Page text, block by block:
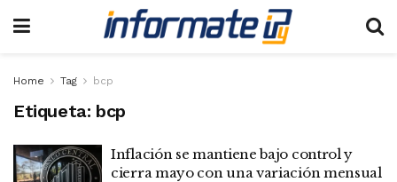
Home Tag bcp
Etiqueta: bcp
Inflación se mantiene bajo control y
cierra mayo con una variación mensual